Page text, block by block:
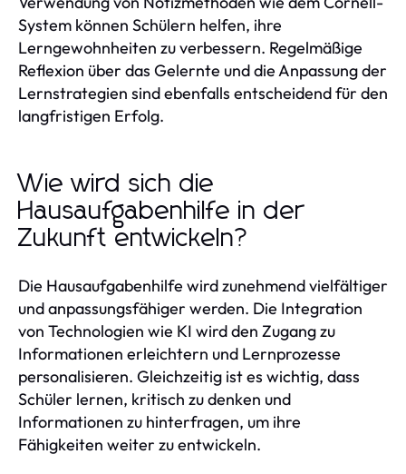
System können Schülern helfen, ihre
Lerngewohnheiten zu verbessern. Regelmäßige
Reflexion über das Gelernte und die Anpassung der
Lernstrategien sind ebenfalls entscheidend für den
langfristigen Erfolg.
Wie wird sich die
Hausaufgabenhilfe in der
Zukunft entwickeln?
Die Hausaufgabenhilfe wird zunehmend vielfältiger
und anpassungsfähiger werden. Die Integration
von Technologien wie KI wird den Zugang zu
Informationen erleichtern und Lernprozesse
personalisieren. Gleichzeitig ist es wichtig, dass
Schüler lernen, kritisch zu denken und
Informationen zu hinterfragen, um ihre
Fähigkeiten weiter zu entwickeln.